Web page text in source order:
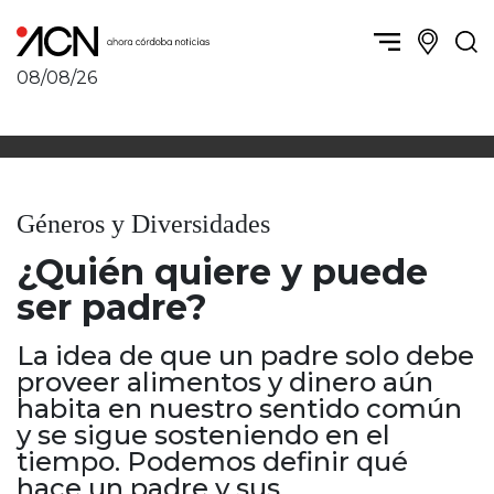
08/08/26
Política y Economía
Córdoba obrera
Córdoba, la Docta
Ambiente y sustentabilidad
Deportes
Córdoba diverse
Córdoba independiente
Nacionales
Internacionales
Humor
Córdoba, la ciudad
Villa María y zona
San Francisco y zona
Traslasierra
Punilla / Carlos Paz
Alta Gracia
Marcos Juárez
Río Primero
Valle de Calamuchita
Jesús María y norte
Géneros y Diversidades
¿Quién quiere y puede
ser padre?
La idea de que un padre solo debe
proveer alimentos y dinero aún
habita en nuestro sentido común
y se sigue sosteniendo en el
tiempo. Podemos definir qué
hace un padre y sus